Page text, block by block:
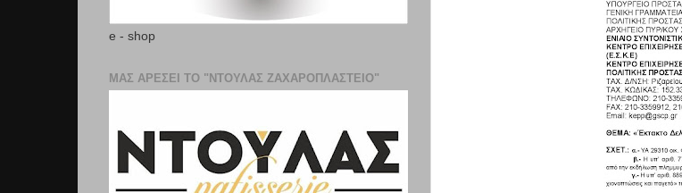
e - shop
ΜΑΣ ΑΡΕΣΕΙ ΤΟ "ΝΤΟΥΛΑΣ ΖΑΧΑΡΟΠΛΑΣΤΕΊΟ"